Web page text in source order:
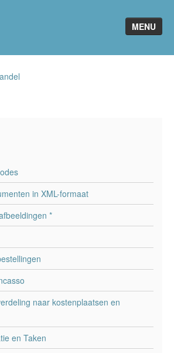
MENU
in XML-formaat
*
naar kostenplaatsen en
en Taken